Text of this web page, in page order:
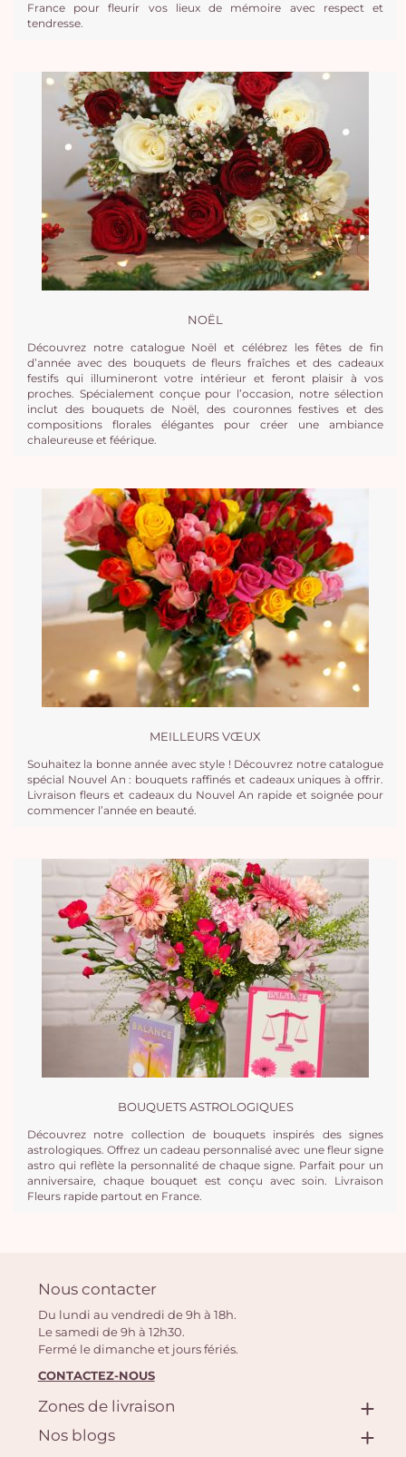
France pour fleurir vos lieux de mémoire avec respect et
tendresse.
NOËL
Découvrez notre catalogue Noël et célébrez les fêtes de fin
d’année avec des bouquets de fleurs fraîches et des cadeaux
festifs qui illumineront votre intérieur et feront plaisir à vos
proches. Spécialement conçue pour l’occasion, notre sélection
inclut des bouquets de Noël, des couronnes festives et des
compositions florales élégantes pour créer une ambiance
chaleureuse et féérique.
MEILLEURS VŒUX
Souhaitez la bonne année avec style ! Découvrez notre catalogue
spécial Nouvel An : bouquets raffinés et cadeaux uniques à offrir.
Livraison fleurs et cadeaux du Nouvel An rapide et soignée pour
commencer l’année en beauté.
BOUQUETS ASTROLOGIQUES
Découvrez notre collection de bouquets inspirés des signes
astrologiques. Offrez un cadeau personnalisé avec une fleur signe
astro qui reflète la personnalité de chaque signe. Parfait pour un
anniversaire, chaque bouquet est conçu avec soin. Livraison
Fleurs rapide partout en France.
Nous contacter
Du lundi au vendredi de 9h à 18h.
Le samedi de 9h à 12h30.
Fermé le dimanche et jours fériés.
CONTACTEZ-NOUS
Zones de livraison
Nos blogs